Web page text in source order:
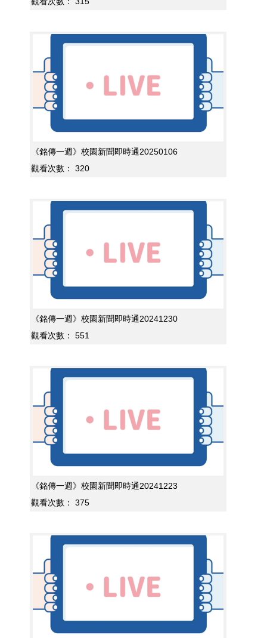
《銘傳一週》校園新聞即時通20250106
觀看次數：
320
《銘傳一週》校園新聞即時通20241230
觀看次數：
551
《銘傳一週》校園新聞即時通20241223
觀看次數：
375